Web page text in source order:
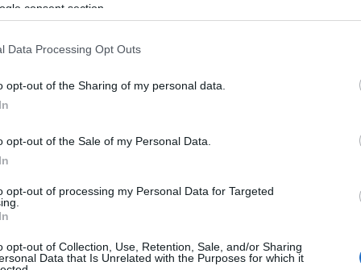
consent section.
Data Processing Opt Outs
opt-out of the Sharing of my personal data.
opt-out of the Sale of my Personal Data.
opt-out of processing my Personal Data for Targeted
opt-out of Collection, Use, Retention, Sale, and/or Sharing
Data that Is Unrelated with the Purposes for which it
anche alla Regione di avanzare nella
dei fondi europei. Si tratta del terzo
Giunta, dopo i primi due – destinatari Avio
il settore manifatturiero.
delle imprese
sottolinea Paci. “Abbiamo sempre detto
alla politica spetta il compito di creare le
ciò possa avvenire. Con questo
imprese ricettive di realizzare i loro
mettendo così in moto l’economia